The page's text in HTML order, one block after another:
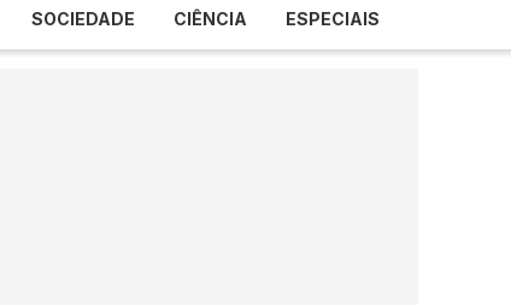
SOCIEDADE CIÊNCIA ESPECIAIS